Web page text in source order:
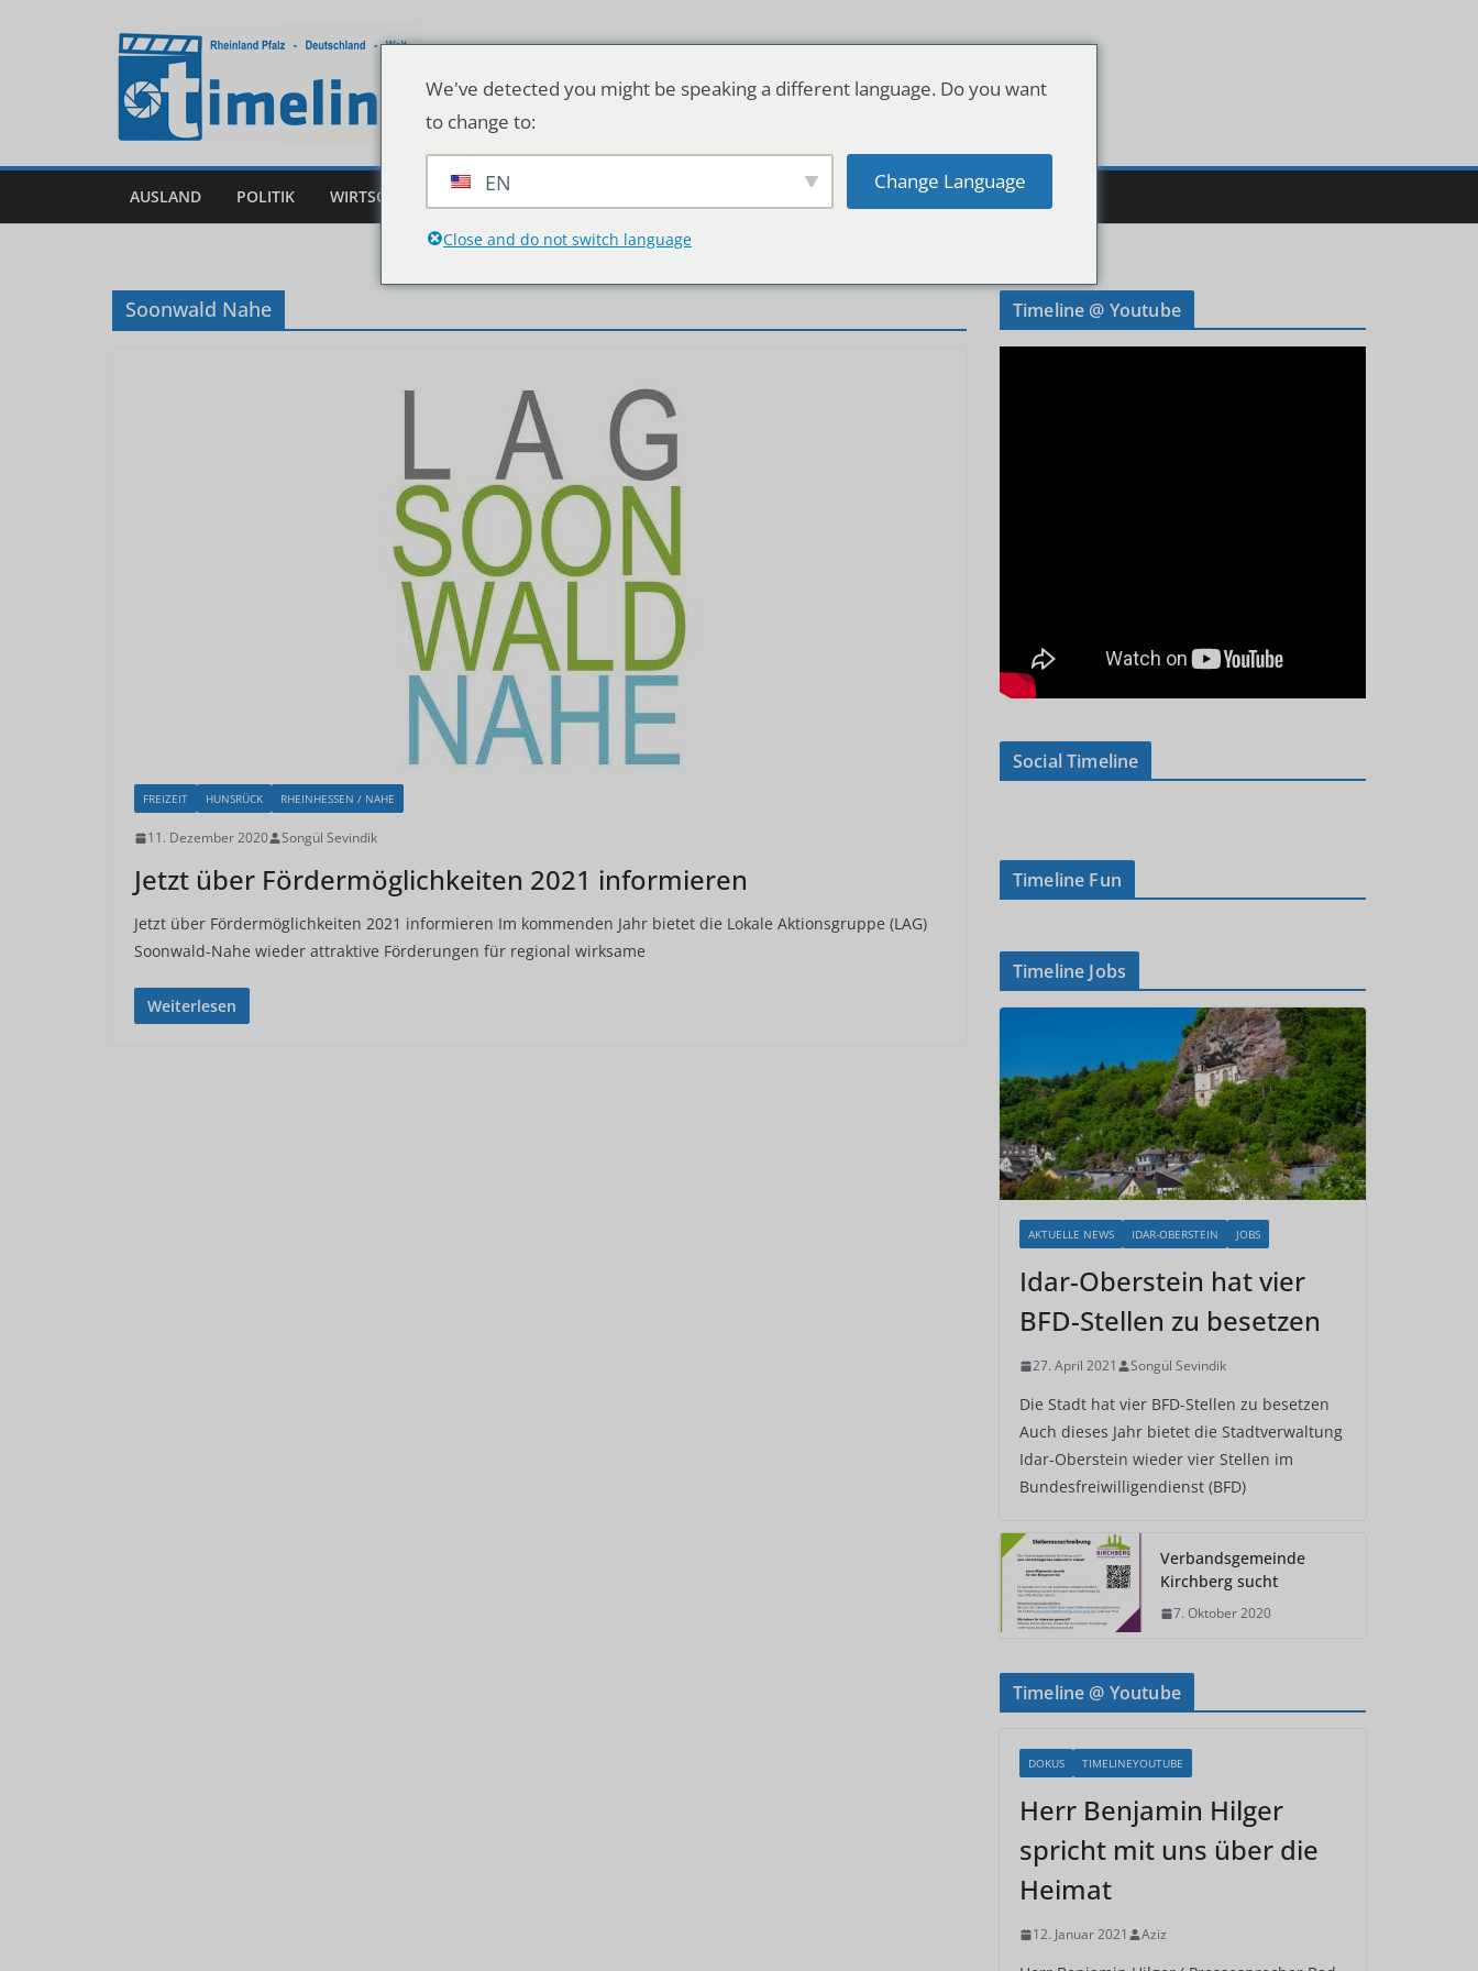
AUSLAND POLITIK WIRTSCHAFT DEUTSCHLAND & WELT
Soonwald Nahe
FREIZEIT HUNSRÜCK RHEINHESSEN / NAHE
11. Dezember 2020 Songül Sevindik
Jetzt über Fördermöglichkeiten 2021 informieren
Jetzt über Fördermöglichkeiten 2021 informieren Im kommenden Jahr bietet die Lokale Aktionsgruppe (LAG)
Soonwald-Nahe wieder attraktive Förderungen für regional wirksame
Weiterlesen
Timeline @ Youtube
Social Timeline
Timeline Fun
Timeline Jobs
AKTUELLE NEWS IDAR-OBERSTEIN JOBS
Idar-Oberstein hat vier
BFD-Stellen zu besetzen
27. April 2021 Songül Sevindik
Die Stadt hat vier BFD-Stellen zu besetzen
Auch dieses Jahr bietet die Stadtverwaltung
Idar-Oberstein wieder vier Stellen im
Bundesfreiwilligendienst (BFD)
Verbandsgemeinde
Kirchberg sucht
7. Oktober 2020
Timeline @ Youtube
DOKUS TIMELINEYOUTUBE
Herr Benjamin Hilger
spricht mit uns über die
Heimat
12. Januar 2021 Aziz
We've detected you might be speaking a different language. Do you want
to change to:
EN Change Language
Close and do not switch language